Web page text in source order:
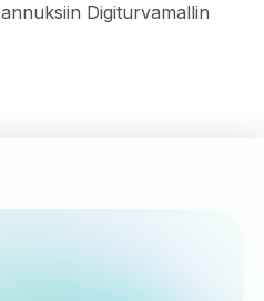
Digiturvamallin